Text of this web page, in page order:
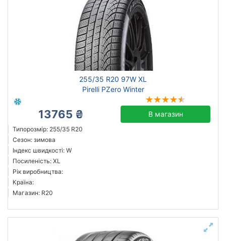
255/35 R20 97W XL
Pirelli PZero Winter
13765 ₴ В магазин
Типорозмір: 255/35 R20
Сезон: зимова
Індекс швидкості: W
Посиленість: XL
Рік виробництва:
Країна:
Магазин: R20